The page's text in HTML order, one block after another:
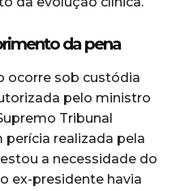
da pena
ocorre sob custódia
pelo ministro
Tribunal
perícia realizada pela
a necessidade do
ex-presidente havia